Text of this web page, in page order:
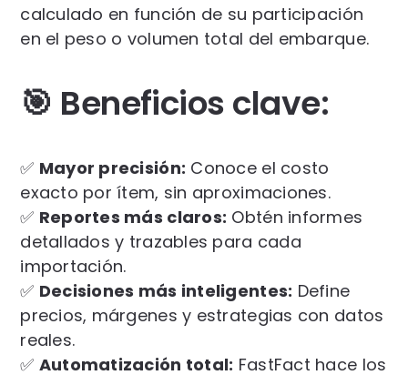
calculado en función de su participación
en el peso o volumen total del embarque.
🎯 Beneficios clave:
✅ Mayor precisión: Conoce el costo
exacto por ítem, sin aproximaciones.
✅ Reportes más claros: Obtén informes
detallados y trazables para cada
importación.
✅ Decisiones más inteligentes: Define
precios, márgenes y estrategias con datos
reales.
✅ Automatización total: FastFact hace los